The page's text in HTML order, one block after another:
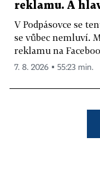
reklamu. A
V Podpásovce se
se vůbec nemluví.
reklamu na
7. 8. 2026 ▪ 55:23 min.